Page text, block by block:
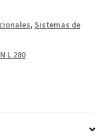
, Sistemas de
L 280